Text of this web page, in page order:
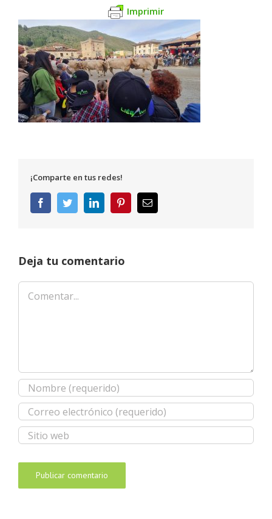
Imprimir
¡Comparte en tus redes!
FacebookTwitterLinkedInPinterestCorreo
electrónico
Deja tu comentario
Comentar